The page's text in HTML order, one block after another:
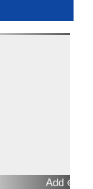
Add ⊕